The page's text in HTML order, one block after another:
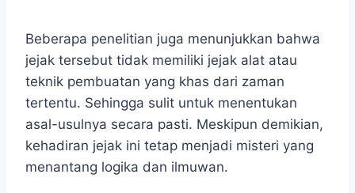
Beberapa penelitian juga menunjukkan bahwa
jejak tersebut tidak memiliki jejak alat atau
teknik pembuatan yang khas dari zaman
tertentu. Sehingga sulit untuk menentukan
asal-usulnya secara pasti. Meskipun demikian,
kehadiran jejak ini tetap menjadi misteri yang
menantang logika dan ilmuwan.